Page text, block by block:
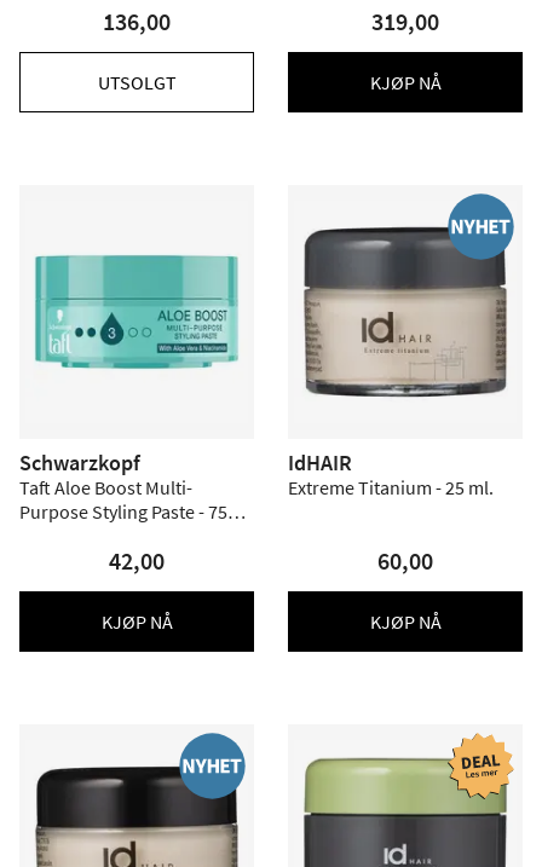
136,00
UTSOLGT
319,00
KJØP NÅ
Schwarzkopf
Taft Aloe Boost Multi-
Purpose Styling Paste - 75
42,00
KJØP NÅ
IdHAIR
Extreme Titanium - 25 ml.
60,00
KJØP NÅ